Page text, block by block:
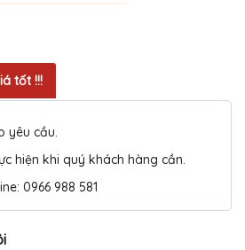
tốt !!!
yêu cầu.
hiện khi quý khách hàng cần.
0966 988 581